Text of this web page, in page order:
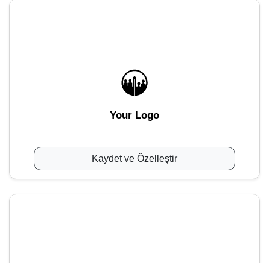
Your Logo
Kaydet ve Özelleştir